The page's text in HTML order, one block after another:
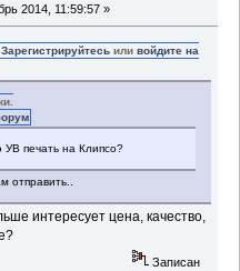
2014, 11:59:57 »
Зарегистрируйтесь иливойдите на
УВ печать на Клипсо?
отправить..
интересует цена, качество,
Записан